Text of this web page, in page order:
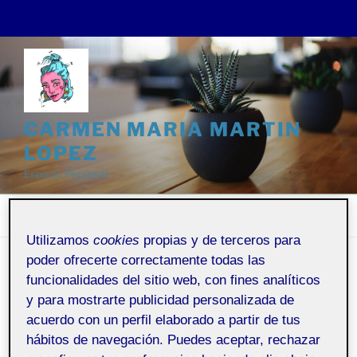
Saltar
al
contenido
CARMEN MARIA MARTIN
LOPEZ
Espacio Personal
PUBLICADO
EL
11 ENERO, 2021 POR CARMEN MARIA MARTIN LOPEZ
PAC 3.3. DESENVOLUPAMENT DE
LES APLICACIONS BÀSIQUES
Utilizamoscookies propias y de terceros para
poder ofrecerte correctamente todas las
funcionalidades del sitio web, con fines analíticos
y para mostrarte publicidad personalizada de
acuerdo con un perfil elaborado a partir de tus
hábitos de navegación. Puedes aceptar, rechazar